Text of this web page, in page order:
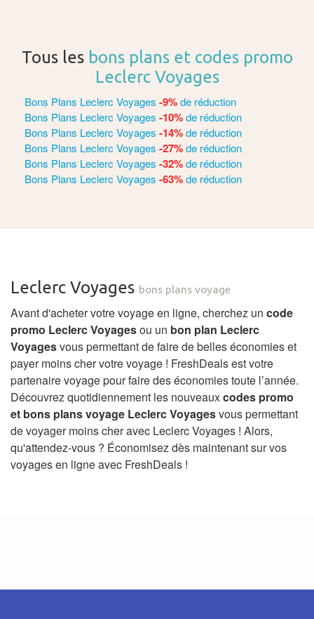
Tous les bons plans et codes promo
Leclerc Voyages
Bons Plans Leclerc Voyages -9%de réduction
Bons Plans Leclerc Voyages -10%de réduction
Bons Plans Leclerc Voyages -14%de réduction
Bons Plans Leclerc Voyages -27%de réduction
Bons Plans Leclerc Voyages -32%de réduction
Bons Plans Leclerc Voyages -63%de réduction
Leclerc Voyages bons plans voyage
Avant d'acheter votre voyage en ligne, cherchez un code
promo Leclerc Voyagesou un bon plan Leclerc
Voyagesvous permettant de faire de belles économies et
payer moins cher votre voyage ! FreshDeals est votre
partenaire voyage pour faire des économies toute l’année.
Découvrez quotidiennement les nouveauxcodes promo
et bons plans voyage Leclerc Voyagesvous permettant
de voyager moins cher avec Leclerc Voyages ! Alors,
qu'attendez-vous ? Économisez dès maintenant sur vos
voyages en ligne avec FreshDeals !